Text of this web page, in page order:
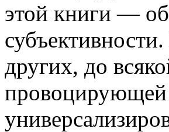
этой книги —
других, до
провоцирующей